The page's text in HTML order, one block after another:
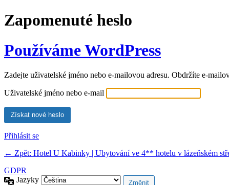
Zapomenuté heslo
Používáme WordPress
Zadejte uživatelské jméno nebo e-mailovou adresu. Obdržíte e-
Uživatelské jméno nebo e-mail
Přihlásit se
← Zpět: Hotel U Kabinky | Ubytování ve 4** hotelu v lázeňském
GDPR
Jazyky